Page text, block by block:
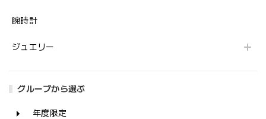
腕時計
ジュエリー
グループから選ぶ
年度限定